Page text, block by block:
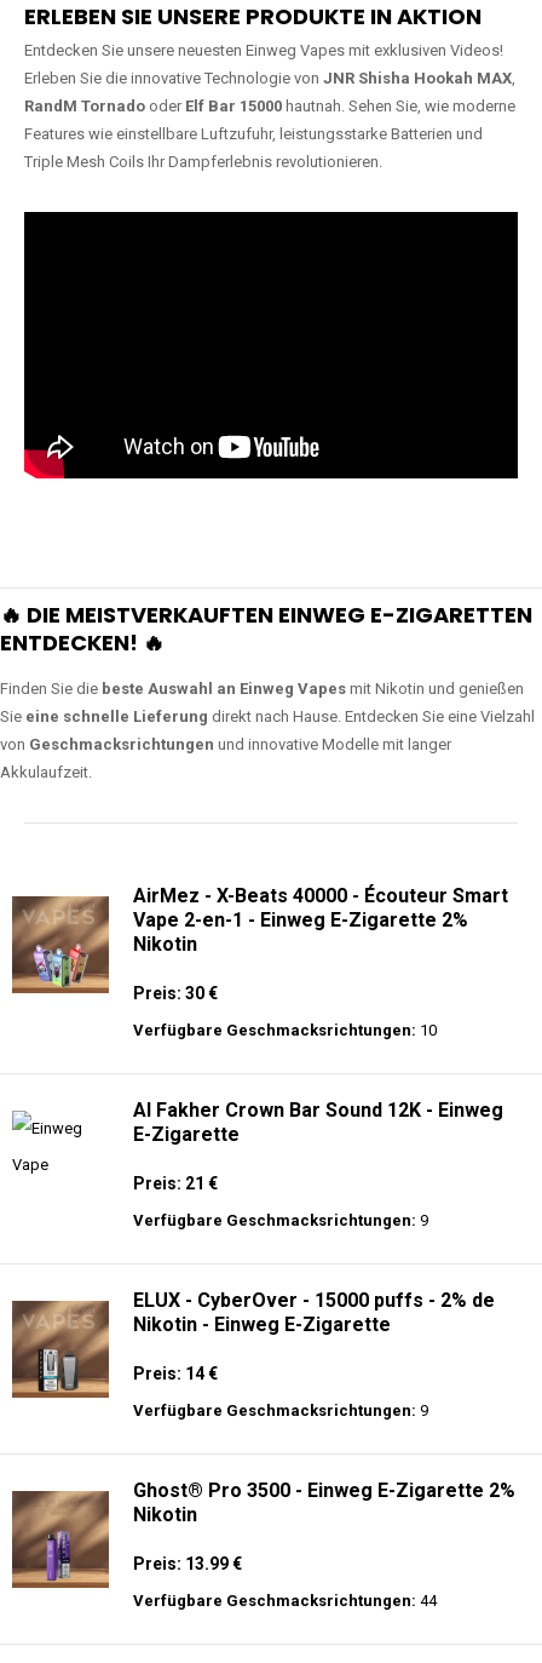
ERLEBEN SIE UNSERE PRODUKTE IN AKTION
Entdecken Sie unsere neuesten Einweg Vapes mit exklusiven Videos!
Erleben Sie die innovative Technologie von JNR Shisha Hookah MAX,
RandM Tornado oder Elf Bar 15000 hautnah. Sehen Sie, wie moderne
Features wie einstellbare Luftzufuhr, leistungsstarke Batterien und
Triple Mesh Coils Ihr Dampferlebnis revolutionieren.
🔥 DIE MEISTVERKAUFTEN EINWEG E-ZIGARETTEN
ENTDECKEN! 🔥
Finden Sie die beste Auswahl an Einweg Vapes mit Nikotin und genießen
Sie eine schnelle Lieferung direkt nach Hause. Entdecken Sie eine Vielzahl
von Geschmacksrichtungen und innovative Modelle mit langer
Akkulaufzeit.
AirMez - X-Beats 40000 - Écouteur Smart
Vape 2-en-1 - Einweg E-Zigarette 2%
Nikotin
Preis: 30 €
Verfügbare Geschmacksrichtungen: 10
Al Fakher Crown Bar Sound 12K - Einweg
E-Zigarette
Preis: 21 €
Verfügbare Geschmacksrichtungen: 9
ELUX - CyberOver - 15000 puffs - 2% de
Nikotin - Einweg E-Zigarette
Preis: 14 €
Verfügbare Geschmacksrichtungen: 9
Ghost® Pro 3500 - Einweg E-Zigarette 2%
Nikotin
Preis: 13.99 €
Verfügbare Geschmacksrichtungen: 44